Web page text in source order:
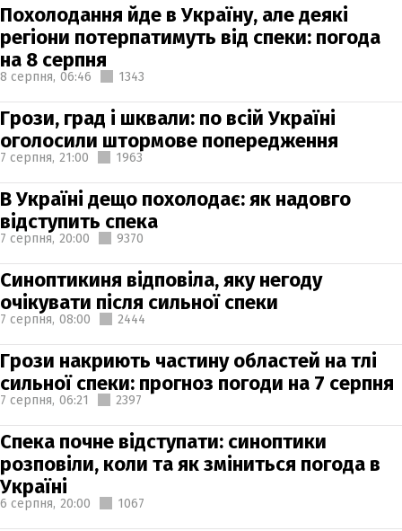
Похолодання йде в Україну, але деякі
регіони потерпатимуть від спеки: погода
на 8 серпня
8 серпня, 06:46 1343
Грози, град і шквали: по всій Україні
оголосили штормове попередження
7 серпня, 21:00 1963
В Україні дещо похолодає: як надовго
відступить спека
7 серпня, 20:00 9370
Синоптикиня відповіла, яку негоду
очікувати після сильної спеки
7 серпня, 08:00 2444
Грози накриють частину областей на тлі
сильної спеки: прогноз погоди на 7 серпня
7 серпня, 06:21 2397
Спека почне відступати: синоптики
розповіли, коли та як зміниться погода в
Україні
6 серпня, 20:00 1067